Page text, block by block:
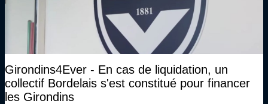
Girondins4Ever - En cas de liquidation, un
collectif Bordelais s'est constitué pour financer
les Girondins